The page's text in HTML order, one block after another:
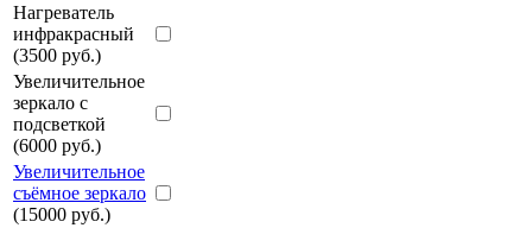
Нагреватель
инфракрасный
(3500 руб.)
Увеличительное
зеркало с
подсветкой
(6000 руб.)
Увеличительное
съёмное зеркало
(15000 руб.)